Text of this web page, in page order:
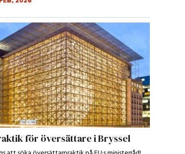
för översättare i Bryssel